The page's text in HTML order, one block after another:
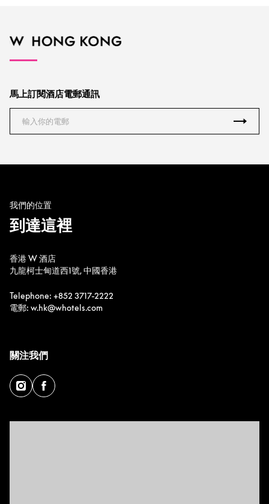
馬上訂閱酒店電郵通訊
我們的位置
到達這裡
香港 W 酒店
九龍柯士甸道西1號, 中國香港
Telephone: +852 3717-2222
電郵: w.hk@whotels.com
關注我們